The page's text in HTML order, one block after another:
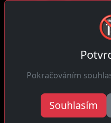
Ivana, 29 let
Rebešovice
Pokračováním
Souhlasím